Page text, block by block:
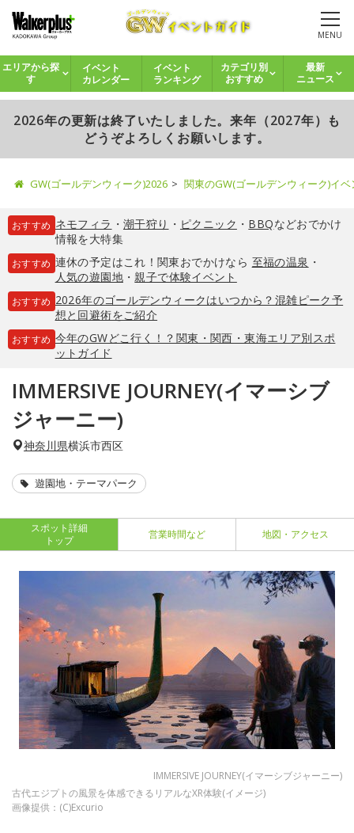
MENU
エリアから探
す
イベント
カレンダー
イベント
ランキング
カテゴリ別
おすすめ
最新
ニュース
2026年の更新は終了いたしました。来年（2027年）も
どうぞよろしくお願いします。
GW(ゴールデンウィーク)2026 関東のGW(ゴールデンウィーク)イ
おすすめ ネモフィラ ・ 潮干狩り ・ ピクニック ・ BBQなどおでかけ
情報を大特集
おすすめ 連休の予定はこれ！関東おでかけなら 至福の温泉 ・
人気の遊園地・親子で体験イベント
おすすめ 2026年のゴールデンウィークはいつから？混雑ピーク予
想と回避術をご紹介
おすすめ 今年のGWどこ行く！？関東・関西・東海エリア別スポ
ットガイド
IMMERSIVE JOURNEY(イマーシブ
ジャーニー)
神奈川県横浜市西区
遊園地・テーマパーク
スポット詳細
トップ
営業時間など 地図・アクセス
IMMERSIVE JOURNEY(イマーシブジャーニー)
古代エジプトの風景を体感できるリアルなXR体験(イメージ)
画像提供：(C)Excurio